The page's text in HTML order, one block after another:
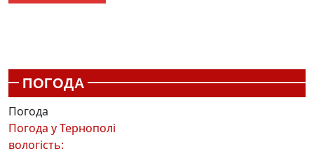
ПОГОДА
Погода
Погода уТернополі
вологість: